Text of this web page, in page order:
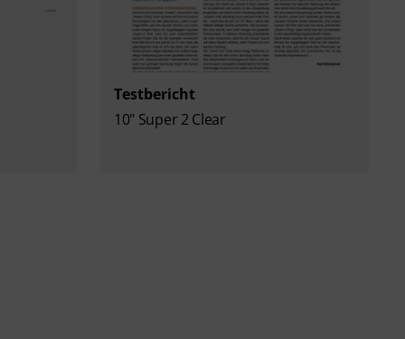
Testbericht
10" Super 2 Clear